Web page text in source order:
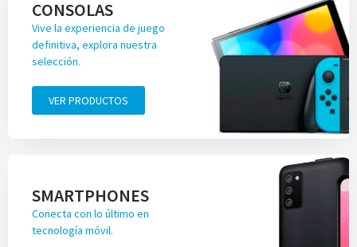
CONSOLAS
Vive la experiencia de juego
definitiva, explora nuestra
selección.
VER PRODUCTOS
SMARTPHONES
Conecta con lo último en
tecnología móvil.